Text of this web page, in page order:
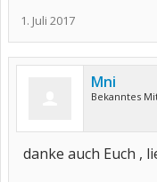
1. Juli 2017
Mni
Bekanntes
danke auch Euch ,